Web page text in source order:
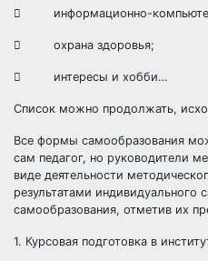
 информационно-
 охрана здоровья;
 интересы и хобби…
Список можно продолжать,
Все формы самообразования
сам педагог, но руководители
виде деятельности
результатами
самообразования, отметив их
1. Курсовая подготовка в